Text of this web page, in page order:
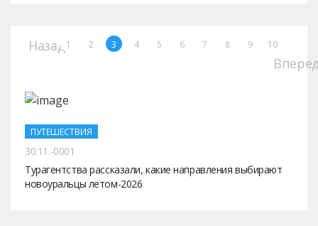
Назад 1 2 3 4 5 6 7 8 9 10
ПУТЕШЕСТВИЯ
30.11.-0001
Турагентства рассказали, какие направления выбирают
новоуральцы летом-2026